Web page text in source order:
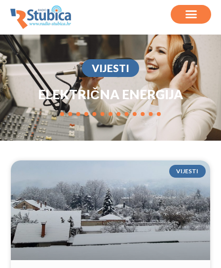
VIJESTI
ELEKTRIČNA ENERGIJA
VIJESTI